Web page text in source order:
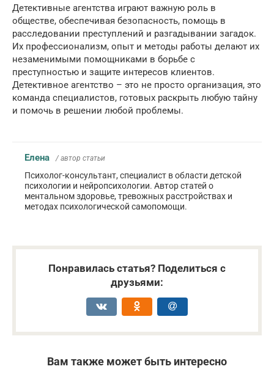
Детективные агентства играют важную роль в
обществе, обеспечивая безопасность, помощь в
расследовании преступлений и разгадывании загадок.
Их профессионализм, опыт и методы работы делают их
незаменимыми помощниками в борьбе с
преступностью и защите интересов клиентов.
Детективное агентство – это не просто организация, это
команда специалистов, готовых раскрыть любую тайну
и помочь в решении любой проблемы.
Елена / автор статьи
Психолог-консультант, специалист в области детской
психологии и нейропсихологии. Автор статей о
ментальном здоровье, тревожных расстройствах и
методах психологической самопомощи.
Понравилась статья? Поделиться с
друзьями:
Вам также может быть интересно